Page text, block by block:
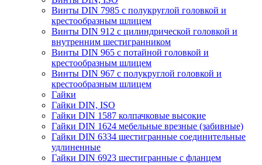
Винты DIN 7985 с полукруглой головкой и
крестообразным шлицем
Винты DIN 912 с цилиндрической головкой и
внутренним шестигранником
Винты DIN 965 с потайной головкой и
крестообразным шлицем
Винты DIN 967 с полукруглой головкой и
крестообразным шлицем
Гайки
Гайки DIN, ISO
Гайки DIN 1587 колпачковые высокие
Гайки DIN 1624 мебельные врезные (забивные)
Гайки DIN 6334 шестигранные соединительные
удлиненные
Гайки DIN 6923 шестигранные с фланцем